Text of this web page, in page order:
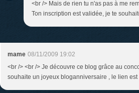
<br /> Mais de rien tu n'as pas à me
Ton inscription est validée, je te
mame 08/11/2009 19:02
<br /> <br /> Je découvre ce blog grâce au
souhaite un joyeux bloganniversaire , le lien